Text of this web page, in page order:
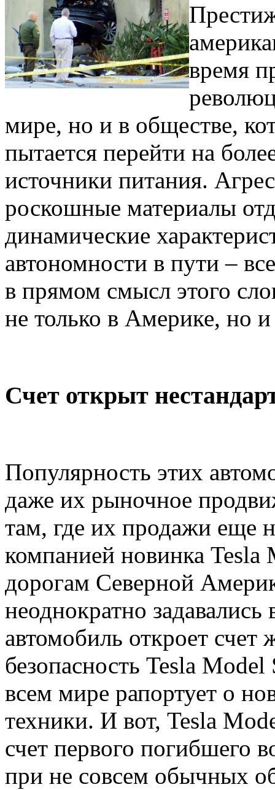
время
мире, но и в обществе,
пытается перейти на
источники питания.
роскошные материалы
динамические
автономности в пути –
в прямом смысл этого
не только в Америке, но
Счет открыт
Популярность этих
даже их рыночное
там, где их продажи еще
компанией новинка Tesla
дорогам Северной
неоднократно
автомобиль откроет
безопасность Tesla
всем мире рапортует о
техники. И вот, Tesla
счет первого погибшего
при не совсем обычных